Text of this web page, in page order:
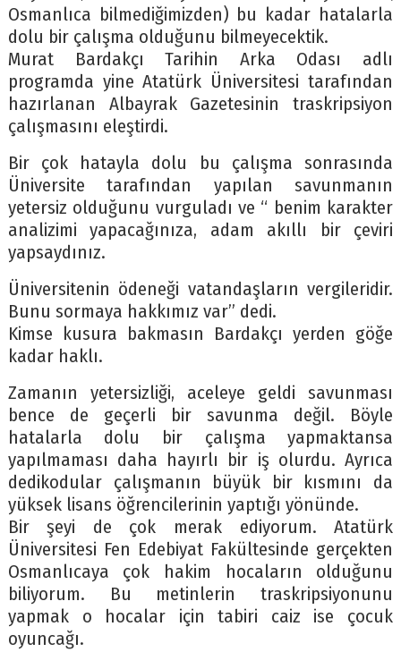
Osmanlıca bilmediğimizden) bu kadar hatalarla
dolu bir çalışma olduğunu bilmeyecektik.
Murat Bardakçı Tarihin Arka Odası adlı
programda yine Atatürk Üniversitesi tarafından
hazırlanan Albayrak Gazetesinin traskripsiyon
çalışmasını eleştirdi.
Bir çok hatayla dolu bu çalışma sonrasında
Üniversite tarafından yapılan savunmanın
yetersiz olduğunu vurguladı ve “ benim karakter
analizimi yapacağınıza, adam akıllı bir çeviri
yapsaydınız.
Üniversitenin ödeneği vatandaşların vergileridir.
Bunu sormaya hakkımız var” dedi.
Kimse kusura bakmasın Bardakçı yerden göğe
kadar haklı.
Zamanın yetersizliği, aceleye geldi savunması
bence de geçerli bir savunma değil. Böyle
hatalarla dolu bir çalışma yapmaktansa
yapılmaması daha hayırlı bir iş olurdu. Ayrıca
dedikodular çalışmanın büyük bir kısmını da
yüksek lisans öğrencilerinin yaptığı yönünde.
Bir şeyi de çok merak ediyorum. Atatürk
Üniversitesi Fen Edebiyat Fakültesinde gerçekten
Osmanlıcaya çok hakim hocaların olduğunu
biliyorum. Bu metinlerin traskripsiyonunu
yapmak o hocalar için tabiri caiz ise çocuk
oyuncağı.